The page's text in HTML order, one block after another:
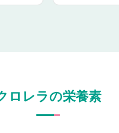
ロレラの栄養素